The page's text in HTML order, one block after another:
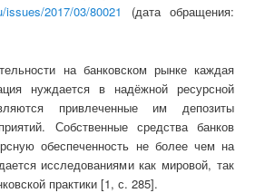
2017/03/80021
(дата обращения:
на банковском рынке каждая
нуждается в надёжной ресурсной
привлеченные им депозиты
Собственные средства банков
обеспеченность не более чем на
исследованиями как мировой, так
практики [1, с. 285].